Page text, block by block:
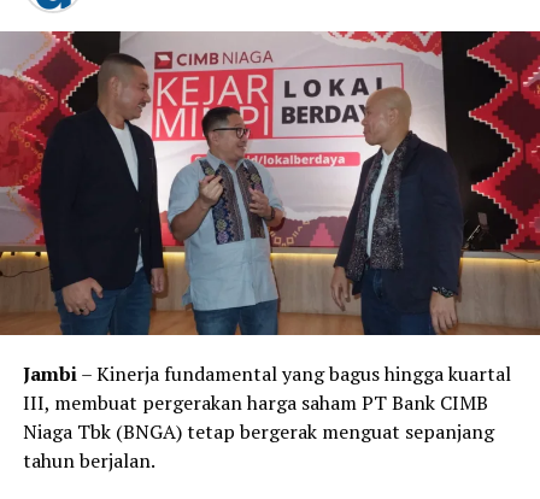
Jambi– Kinerja fundamental yang bagus hingga kuartal
III, membuat pergerakan harga saham PT Bank CIMB
Niaga Tbk (BNGA) tetap bergerak menguat sepanjang
tahun berjalan.